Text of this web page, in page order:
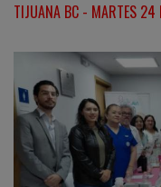
TIJUANA BC - MARTES